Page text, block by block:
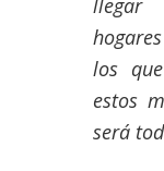
los
estos
será